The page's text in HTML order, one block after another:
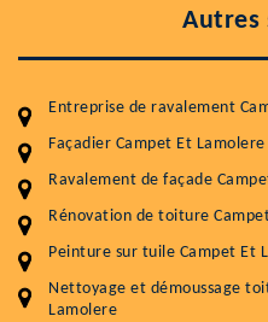
Autres
Entreprise de ravalement
Façadier Campet Et Lamolere
Ravalement de façade
Rénovation de toiture
Peinture sur tuile Campet Et
Nettoyage et démoussage
Lamolere
Entretenir votre